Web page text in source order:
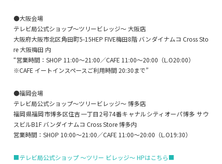
●大阪会場
テレビ局公式ショップ～ツリービレッジ～ 大阪店
大阪府大阪市北区角田町5-15HEP FIVE梅田8階 バンダイナムコ Cross Sto
re 大阪梅田 内
“営業時間：SHOP 11:00～21:00／CAFE 11:00〜20:00（L.O20:00）
※CAFE イートインスペースご利用時間 20:30まで”
●福岡会場
テレビ局公式ショップ～ツリービレッジ～ 博多店
福岡県福岡市博多区住吉一丁目2号74番キャナルシティオーパ博多 サウ
スビルB1F バンダイナムコ Cross Store 博多内
営業時間：SHOP 10:00〜21:00／CAFE 11:00〜20:00（L.O19:30）
■テレビ局公式ショップ ～ツリー ビレッジ～ HPはこちら■